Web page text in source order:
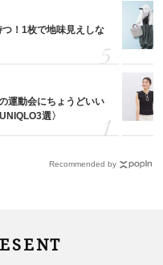
つ！1枚で地味見えしな
運動会にちょうどいい
選〉
Recommended by